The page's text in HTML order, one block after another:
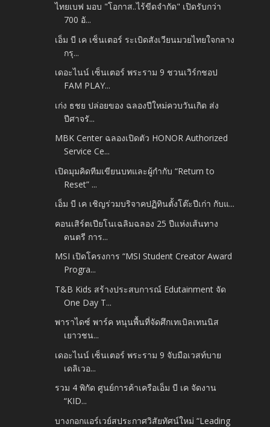
ไทยเบฟ มอบ "โอกาส..ไร้ขีดจำกัด" เปิดรับกว่า
700 อั...
เอ็ม บี เค เซ็นเตอร์ ระเบิดสังเวียนมวยไทยใจกลาง
กรุ...
เดอะไนน์ เซ็นเตอร์ พระราม 9 ชวนเวิร์กชอป
FAM PLAY...
เก่ง ธชย ปล่อยของ ฉลองปีใหม่ควบวันเกิด ส่ง
ปีศาจรั...
MBK Center ฉลองเปิดตัว HONOR Authorized
Service Ce...
เปิดมุมคิดทีมเขียนบทและผู้กำกับ “Return to
Reset” ...
เอ็ม บี เค เชิญร่วมบริจาคปฏิทินตั้งโต๊ะปีเก่า กับแ...
คอนเสิร์ตเปียโนเฉลิมฉลอง 25 ปีแห่งเส้นทาง
ดนตรี การ...
MSI เปิดโครงการ “MSI Student Creator Award
Progra...
T&B Kids สร้างประสบการณ์ Edutainment จัด
One Day T...
พาราไดซ์ พาร์ค หนุนพื้นที่จัดศึกเทเบิลเทนนิส
เยาวชน...
เดอะไนน์ เซ็นเตอร์ พระราม 9 จับมือเวสท์บาย
เดลิเวอ...
รวม 4 พิกัด ศูนย์การค้าเครือเอ็ม บี เค จัดงาน
“KID...
บางกอกแอร์เวย์สประกาศวิสัยทัศน์ใหม่ “Leading